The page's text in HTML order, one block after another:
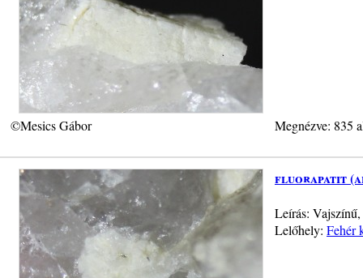
©Mesics Gábor Megnézve: 835
fluorapatit
Leírás: Vajszínű,
Lelőhely: Fehér